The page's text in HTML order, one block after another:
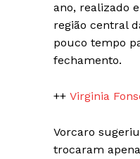
ano, realizado
região central
pouco tempo
fechamento.
++ Virginia
Vorcaro
trocaram